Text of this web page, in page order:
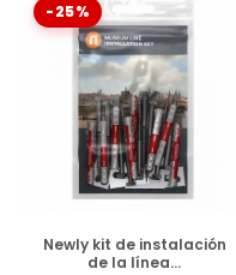
-25%
DISPONIBLE
Newly kit de instalación
de la línea...